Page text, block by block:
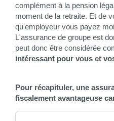
complément à la pension
moment de la retraite. Et de
qu'employeur vous payez
L'assurance de groupe est
peut donc être considérée
intéressant pour vous et
Pour récapituler, une
fiscalement avantageuse